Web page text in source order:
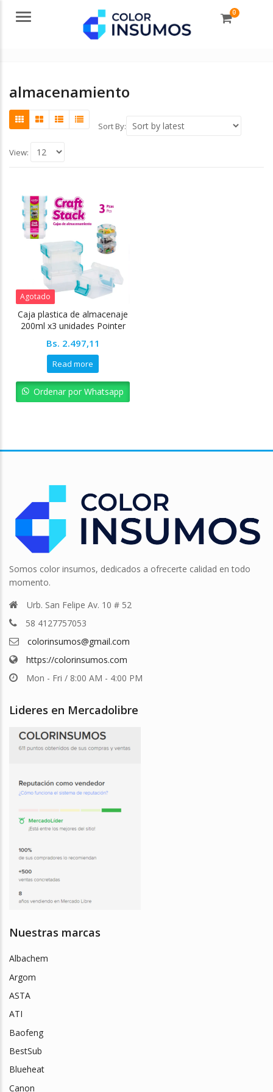
Menu 0
almacenamiento
Sort By:
View:
Agotado
Caja plastica de almacenaje
200ml x3 unidades Pointer
Bs. 2.497,11
Read more
Ordenar por Whatsapp
Somos color insumos, dedicados a ofrecerte calidad en todo
momento.
Urb. San Felipe Av. 10 # 52
58 4127757053
colorinsumos@gmail.com
https://colorinsumos.com
Mon - Fri / 8:00 AM - 4:00 PM
Lideres en Mercadolibre
Nuestras marcas
Albachem
Argom
ASTA
ATI
Baofeng
BestSub
Blueheat
Canon